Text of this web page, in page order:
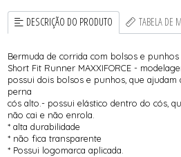
DESCRIÇÃO DO PRODUTO TABELA DE
Bermuda de corrida com bolsos e
Short Fit Runner MAXXIFORCE -
possui dois bolsos e punhos, que
perna
cós alto.- possui elástico dentro do cós,
não cai e não enrola.
* alta durabilidade
* não fica transparente
* Possui logomarca aplicada.